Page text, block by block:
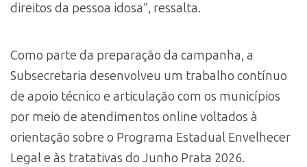
direitos da pessoa idosa”, ressalta.
Como parte da preparação da campanha, a
Subsecretaria desenvolveu um trabalho contínuo
de apoio técnico e articulação com os municípios
por meio de atendimentos online voltados à
orientação sobre o Programa Estadual Envelhecer
Legal e às tratativas do Junho Prata 2026.